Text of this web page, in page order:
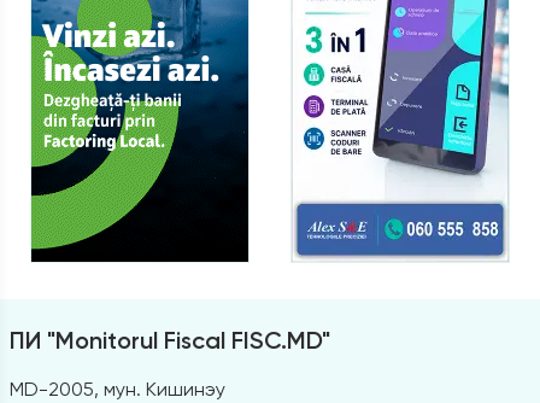
ПИ "Monitorul Fiscal FISC.MD"
MD-2005, мун. Кишинэу